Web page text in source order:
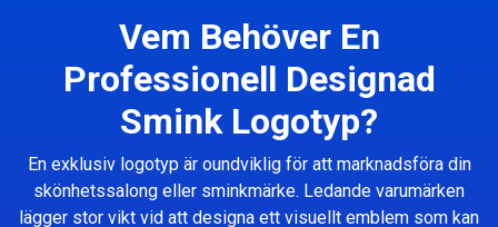
Vem Behöver En
Professionell Designad
Smink Logotyp?
En exklusiv logotyp är oundviklig för att marknadsföra din
skönhetssalong eller sminkmärke. Ledande varumärken
lägger stor vikt vid att designa ett visuellt emblem som kan